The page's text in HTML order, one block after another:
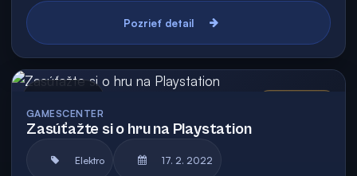
Pozrieť detail
GAMESCENTER
Zasúťažte si o hru na Playstation
Elektro 17. 2. 2022